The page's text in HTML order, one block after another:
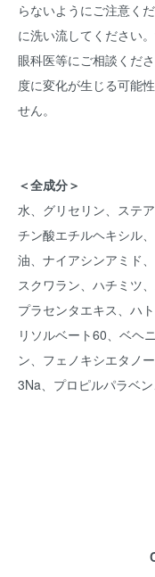
らないようにご注意く
に洗い流してください
眼科医等にご相談くだ
度に変化が生じる可能
せん。
＜全成分＞
水、グリセリン、ステ
チン酸エチルヘキシル
油、ナイアシンアミド
スクワラン、ハチミツ
プラセンタエキス、ハ
リソルベート60、ベヘ
ン、フェノキシエタノ
3Na、プロピルパラベ